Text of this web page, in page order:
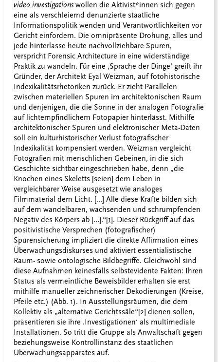
video investigations wollen die Aktivist*innen sich gegen
eine als verschleiernd denunzierte staatliche
Informationspolitik wenden und Verantwortlichkeiten vor
Gericht einfordern. Die omnipräsente Drohung, alles und
jede hinterlasse heute nachvollziehbare Spuren,
verspricht Forensic Architecture in eine widerständige
Praktik zu wandeln. Für eine ,Sprache der Dinge‘ greift ihr
Gründer, der Architekt Eyal Weizman, auf fotohistorische
Indexikalitätsrhetoriken zurück. Er zieht Parallelen
zwischen materiellen Spuren im architektonischen Raum
und denjenigen, die die Sonne in der analogen Fotografie
auf lichtempfindlichem Fotopapier hinterlässt. Mithilfe
architektonischer Spuren und elektronischer Meta-Daten
soll ein kulturhistorischer Verlust fotografischer
Indexikalität kompensiert werden. Weizman vergleicht
Fotografien mit menschlichen Gebeinen, in die sich
Geschichte sichtbar eingeschrieben habe, denn „die
Knochen eines Skeletts [seien] dem Leben in
vergleichbarer Weise ausgesetzt wie analoges
Filmmaterial dem Licht. […] Alle diese Kräfte bilden sich
auf dem wandelbaren, wachsenden und schrumpfenden
Negativ des Körpers ab […].“[1]. Dieser Rückgriff auf das
positivistische Versprechen (fotografischer)
Spurensicherung impliziert die direkte Affirmation eines
Überwachungsdiskurses und aktiviert essentialistische
Raum- sowie ontologische Bildbegriffe. Gleichwohl sind
diese Aufnahmen keinesfalls selbstevidente Fakten: Ihren
Status als vermeintliche Beweisbilder erhalten sie erst
mithilfe manueller zeichnerischer Dekodierungen (Kreise,
Pfeile etc.) (Abb. 1). In Ausstellungsräumen, die dem
Kollektiv als „alternative Gerichtssäle“[2] dienen sollen,
präsentieren sie ihre .Investigationen‘ als multimediale
Installationen. So tritt die Gruppe als Anwaltschaft gegen
beziehungsweise Kontrollinstanz des staatlichen
Überwachungsapparates auf.